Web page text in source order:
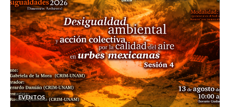
EVENTOS